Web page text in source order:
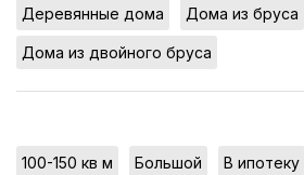
Деревянные дома Дома из бруса
Дома из двойного бруса
100-150 кв м Большой В ипотеку